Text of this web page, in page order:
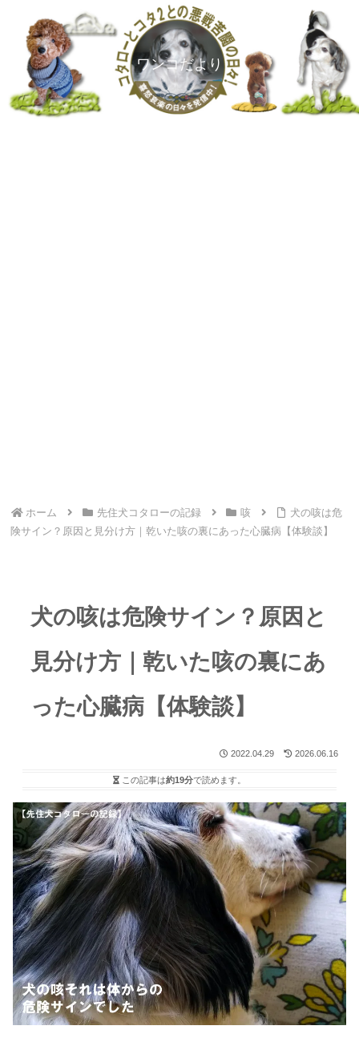
ワンコだより
ホーム 先住犬コタローの記録 咳
犬の咳は危
険サイン？原因と見分け方｜乾いた咳の裏にあった心臓病【体験談】
犬の咳は危険サイン？原因と
見分け方｜乾いた咳の裏にあ
った心臓病【体験談】
2022.04.29 2026.06.16
この記事は約19分で読めます。